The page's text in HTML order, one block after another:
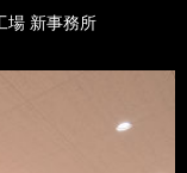
場 新事務所